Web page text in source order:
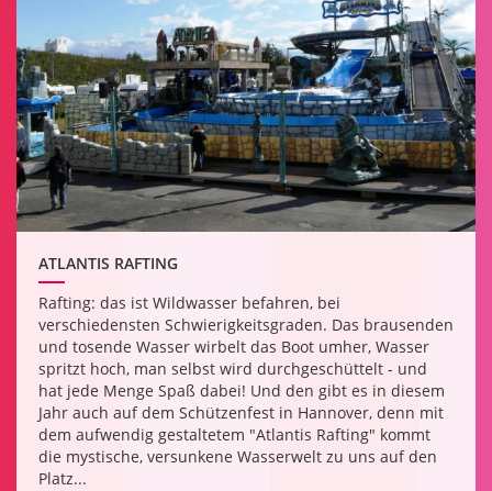
ATLANTIS RAFTING
Rafting: das ist Wildwasser befahren, bei
verschiedensten Schwierigkeitsgraden. Das brausenden
und tosende Wasser wirbelt das Boot umher, Wasser
spritzt hoch, man selbst wird durchgeschüttelt - und
hat jede Menge Spaß dabei! Und den gibt es in diesem
Jahr auch auf dem Schützenfest in Hannover, denn mit
dem aufwendig gestaltetem "Atlantis Rafting" kommt
die mystische, versunkene Wasserwelt zu uns auf den
Platz...